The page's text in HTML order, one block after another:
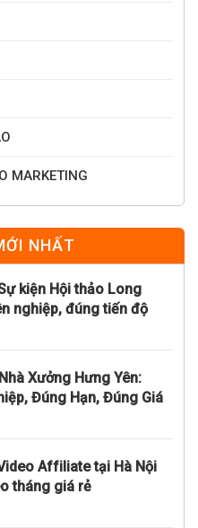
MARKETING
NHẤT
kiện Hội thảo Long
nghiệp, đúng tiến độ
Xưởng Hưng Yên:
Đúng Hạn, Đúng Giá
Affiliate tại Hà Nội
tháng giá rẻ